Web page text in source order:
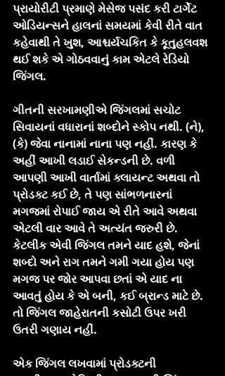
પ્રાયોરીટી પ્રમાણે મેસેજ પસંદ કરી ટાર્ગેટ
ઓડિયન્સને હાલનાં સમયમાં કેવી રીતે વાત
કહેવાથી તે ખુશ, આશ્ચર્યચકિત કે કૂતુહલવશ
થઈ શકે એ ગોઠવવાનું કામ એટલે રેડિયો
જિંગલ.
ગીતની સરખામણીએ જિંગલમાં સચોટ
સિવાયનાં વધારાનાં શબ્દોને સ્કોપ નથી. (ને),
(કે) જેવા નાનામાં નાના પણ નહીં. કારણ કે
અહીં આખી લડાઈ સેકન્ડની છે. વળી
આપણી આખી વાર્તામાં ક્લાયન્ટ અથવા તો
પ્રોડક્ટ કઈ છે, તે પણ સાંભળનારનાં
મગજમાં રોપાઈ જાય એ રીતે આવે અથવા
એટલી વાર આવે તે અત્યંત જરુરી છે.
કેટલીક એવી જિંગલ તમને યાદ હશે, જેનાં
શબ્દો અને રાગ તમને ગમી ગયા હોય પણ
મગજ પર જોર આપવા છતાં એ યાદ ના
આવતું હોય કે એ બની, કઈ બ્રાન્ડ માટે છે.
તો જિંગલ જાહેરાતની કસોટી ઉપર ખરી
ઉતરી ગણાય નહીં.
એક જિંગલ લખવામાં પ્રોડક્ટની